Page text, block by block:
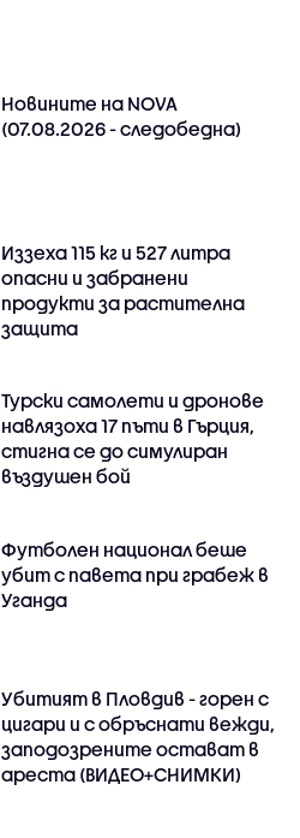
Новините на NOVA
(07.08.2026 - следобедна)
Иззеха 115 кг и 527 литра
опасни и забранени
продукти за растителна
защита
Турски самолети и дронове
навлязоха 17 пъти в Гърция,
стигна се до симулиран
въздушен бой
Футболен национал беше
убит с павета при грабеж в
Уганда
Убитият в Пловдив - горен с
цигари и с обръснати вежди,
заподозрените остават в
ареста (ВИДЕО+СНИМКИ)